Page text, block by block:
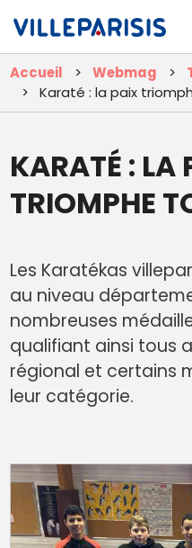
Accueil Webmag
Karaté : la paix
KARATÉ : LA
TRIOMPHE
Les Karatékas
au niveau
nombreuses
qualifiant ainsi tous
régional et certains
leur catégorie.